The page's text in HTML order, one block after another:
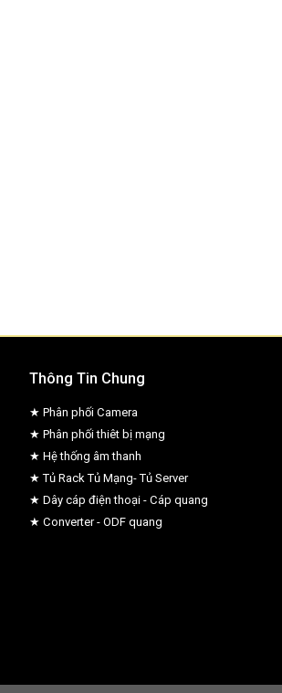
Thông Tin Chung
★ Phân phối Camera
★ Phân phối thiêt bị mạng
★ Hệ thống âm thanh
★ Tủ Rack Tủ Mạng- Tủ Server
★ Dây cáp điện thoại - Cáp quang
★ Converter - ODF quang